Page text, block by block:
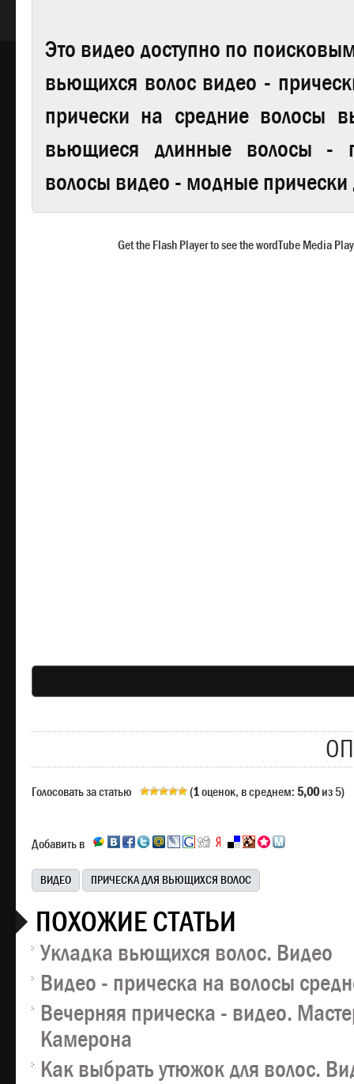
Это видео доступно по
вьющихся волос видео -
прически на средние волосы
вьющиеся длинные волосы -
волосы видео - модные
Get the Flash Player to see the wordTube Media
Голосовать за статью (1оценок, в среднем: 5,00из 5)
Добавить в
ВИДЕО ПРИЧЕСКА ДЛЯ ВЬЮЩИХСЯ ВОЛОС
ПОХОЖИЕ СТАТЬИ
Укладка вьющихся волос. Видео
Видео - прическа на волосы
Вечерняя прическа - видео.
Камерона
Как выбрать утюжок для волос.